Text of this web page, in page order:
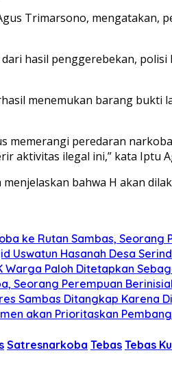
Trimarsono, mengatakan,
hasil penggerebekan,
menemukan barang bukti
memerangi peredaran
aktivitas ilegal ini,” kata Iptu
bahwa H akan
ke Rutan Sambas, Seorang
Uswatun Hasanah Desa
Warga Paloh Ditetapkan
Seorang Perempuan
Sambas Ditangkap Karena
akan Prioritaskan
Satresnarkoba Tebas Tebas